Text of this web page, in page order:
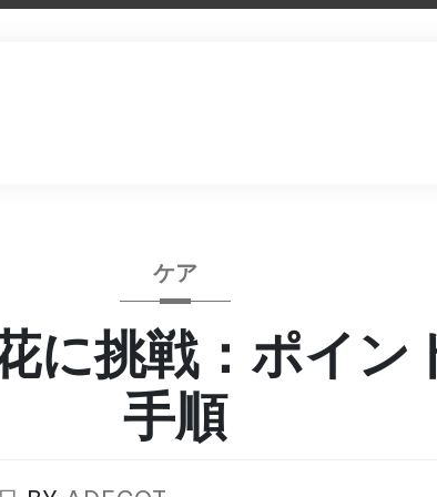
ケア
に挑戦：ポイン
手順